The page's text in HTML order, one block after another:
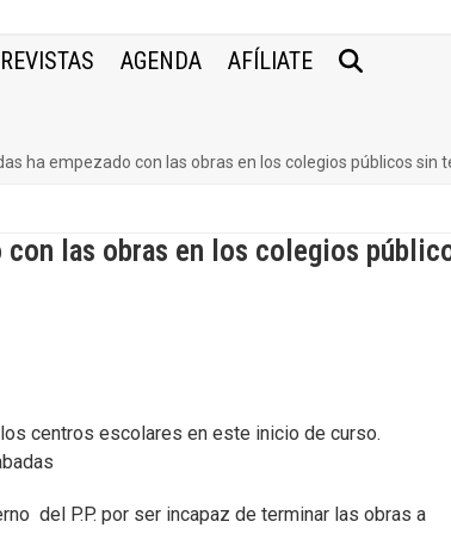
REVISTAS AGENDA AFÍLIATE
ha empezado con las obras en los colegios públicos sin
con las obras en los colegios
centros escolares en este inicio de curso.
del P.P. por ser incapaz de terminar las obras a